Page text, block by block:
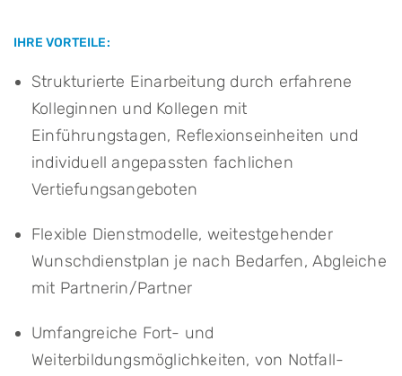
IHRE VORTEILE:
Strukturierte Einarbeitung durch erfahrene
Kolleginnen und Kollegen mit
Einführungstagen, Reflexionseinheiten und
individuell angepassten fachlichen
Vertiefungsangeboten
Flexible Dienstmodelle, weitestgehender
Wunschdienstplan je nach Bedarfen, Abgleiche
mit Partnerin/Partner
Umfangreiche Fort- und
Weiterbildungsmöglichkeiten, von Notfall-